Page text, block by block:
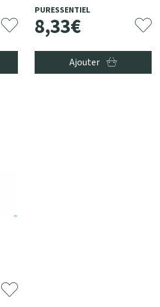
PURESSENTIEL
8,33€
Ajouter